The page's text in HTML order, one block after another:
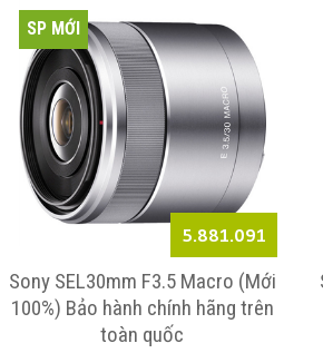
5.881.091
SP MỚI
Sony SEL30mm F3.5 Macro (Mới
100%) Bảo hành chính hãng trên
toàn quốc